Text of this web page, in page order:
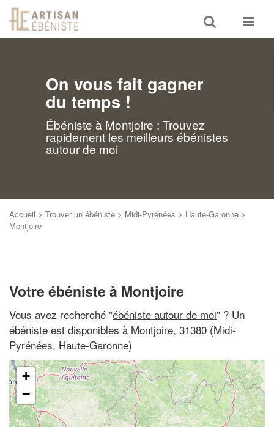
Toggle
search
Toggle
On vous fait gagner
du temps !
Ébéniste à Montjoire : Trouvez
rapidement les meilleurs ébénistes
autour de moi
Accueil > Trouver un ébéniste > Midi-Pyrénées > Haute-Garonne >
Montjoire
Votre ébéniste à Montjoire
Vous avez recherché "ébéniste autour de moi" ? Un
ébéniste est disponibles à Montjoire, 31380 (Midi-
Pyrénées, Haute-Garonne)
+
−